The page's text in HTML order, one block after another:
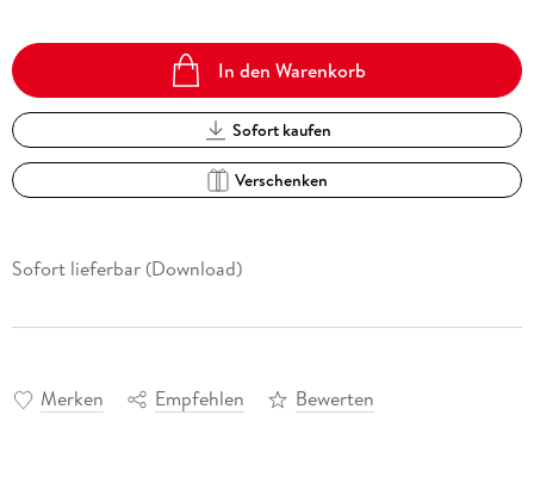
In den Warenkorb
Sofort kaufen
Verschenken
Sofort lieferbar (Download)
Merken Empfehlen Bewerten